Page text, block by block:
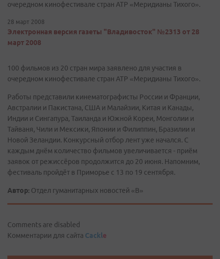
очередном кинофестивале стран АТР «Меридианы Тихого».
28 март 2008
Электронная версия газеты "Владивосток" №2313 от 28
март 2008
100 фильмов из 20 стран мира заявлено для участия в
очередном кинофестивале стран АТР «Меридианы Тихого».
Работы представили кинематографисты России и Франции,
Австралии и Пакистана, США и Малайзии, Китая и Канады,
Индии и Сингапура, Таиланда и Южной Кореи, Монголии и
Тайваня, Чили и Мексики, Японии и Филиппин, Бразилии и
Новой Зеландии. Конкурсный отбор лент уже начался. С
каждым днём количество фильмов увеличивается - приём
заявок от режиссёров продолжится до 20 июня. Напомним,
фестиваль пройдёт в Приморье с 13 по 19 сентября.
Автор: Отдел гуманитарных новостей «В»
Comments are disabled
Комментарии для сайта Cackle